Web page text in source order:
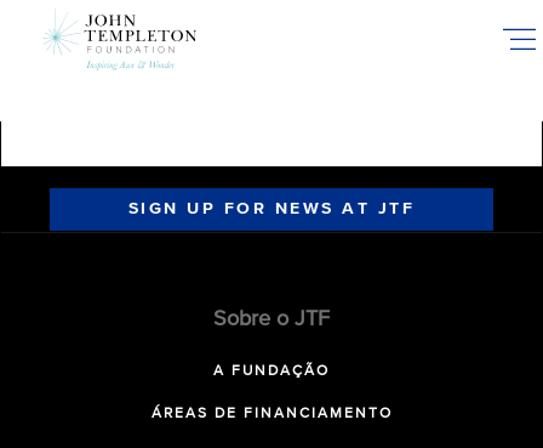
SIGN UP FOR NEWS AT JTF
Sobre o JTF
A FUNDAÇÃO
ÁREAS DE FINANCIAMENTO